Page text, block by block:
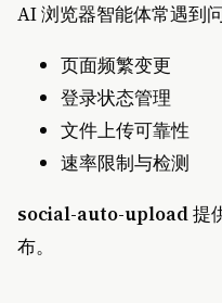
AI 浏览器智能体常遇到
页面频繁变更
登录状态管理
文件上传可靠性
速率限制与检测
social-auto-upload提
布。